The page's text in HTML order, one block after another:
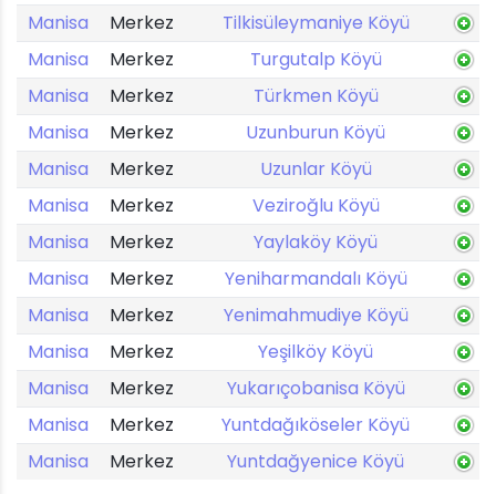
Manisa
Merkez
Tilkisüleymaniye Köyü
Manisa
Merkez
Turgutalp Köyü
Manisa
Merkez
Türkmen Köyü
Manisa
Merkez
Uzunburun Köyü
Manisa
Merkez
Uzunlar Köyü
Manisa
Merkez
Veziroğlu Köyü
Manisa
Merkez
Yaylaköy Köyü
Manisa
Merkez
Yeniharmandalı Köyü
Manisa
Merkez
Yenimahmudiye Köyü
Manisa
Merkez
Yeşilköy Köyü
Manisa
Merkez
Yukarıçobanisa Köyü
Manisa
Merkez
Yuntdağıköseler Köyü
Manisa
Merkez Yuntdağyenice Köyü